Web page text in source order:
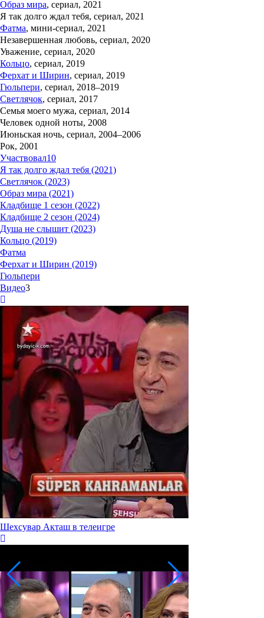
Образ мира, сериал, 2021
Я так долго ждал тебя, сериал, 2021
Фатма, мини-сериал, 2021
Незавершенная любовь, сериал, 2020
Уважение, сериал, 2020
Кольцо, сериал, 2019
Ферхат и Ширин, сериал, 2019
Гюльпери, сериал, 2018–2019
Светлячок, сериал, 2017
Семья моего мужа, сериал, 2014
Человек одной ноты, 2008
Июньская ночь, сериал, 2004–2006
Рок, 2001
Участвовал10
Я так долго ждал тебя (2021)
Светлячок (2023)
Образ мира (2021)
Кладбище 1 сезон (2022)
Кладбище 2 сезон (2024)
Душа не слышит (2023)
Кольцо (2019)
Фатма
Ферхат и Ширин (2019)
Гюльпери
Видео3
Шехсувар Акташ в телеигре